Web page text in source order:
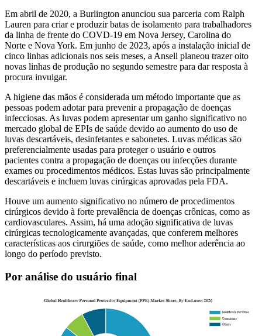
Em abril de 2020, a Burlington anunciou sua parceria com Ralph
Lauren para criar e produzir batas de isolamento para trabalhadores
da linha de frente do COVD-19 em Nova Jersey, Carolina do
Norte e Nova York. Em junho de 2023, após a instalação inicial de
cinco linhas adicionais nos seis meses, a Ansell planeou trazer oito
novas linhas de produção no segundo semestre para dar resposta à
procura invulgar.
A higiene das mãos é considerada um método importante que as
pessoas podem adotar para prevenir a propagação de doenças
infecciosas. As luvas podem apresentar um ganho significativo no
mercado global de EPIs de saúde devido ao aumento do uso de
luvas descartáveis, desinfetantes e sabonetes. Luvas médicas são
preferencialmente usadas para proteger o usuário e outros
pacientes contra a propagação de doenças ou infecções durante
exames ou procedimentos médicos. Estas luvas são principalmente
descartáveis ​​e incluem luvas cirúrgicas aprovadas pela FDA.
Houve um aumento significativo no número de procedimentos
cirúrgicos devido à forte prevalência de doenças crônicas, como as
cardiovasculares. Assim, há uma adoção significativa de luvas
cirúrgicas tecnologicamente avançadas, que conferem melhores
características aos cirurgiões de saúde, como melhor aderência ao
longo do período previsto.
Por análise do usuário final